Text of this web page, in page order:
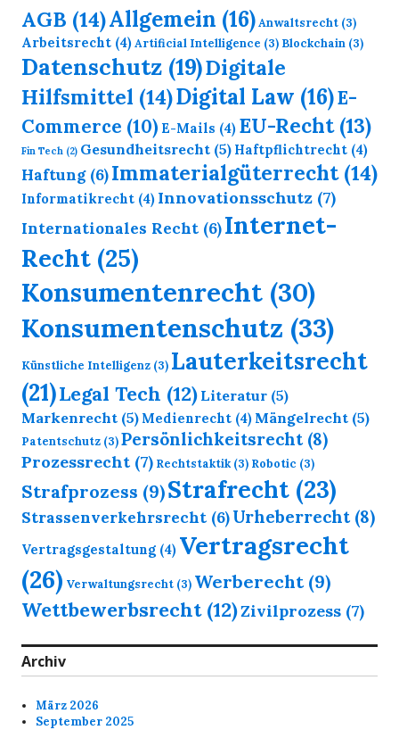
AGB (14)Allgemein (16)Anwaltsrecht (3)
Arbeitsrecht (4)Artificial Intelligence (3) Blockchain (3)
Datenschutz (19)Digitale
Hilfsmittel (14)Digital Law (16)E-
Commerce (10) E-Mails (4) EU-Recht(13)
Fin Tech (2) Gesundheitsrecht (5) Haftpflichtrecht (4)
Haftung(6)Immaterialgüterrecht(14)
Informatikrecht (4) Innovationsschutz (7)
Internationales Recht (6)Internet-
Recht (25)
Konsumentenrecht (30)
Konsumentenschutz (33)
Künstliche Intelligenz (3) Lauterkeitsrecht
(21)Legal Tech (12) Literatur (5)
Markenrecht (5) Medienrecht (4) Mängelrecht (5)
Patentschutz (3)Persönlichkeitsrecht(8)
Prozessrecht (7) Rechtstaktik(3) Robotic (3)
Strafprozess (9)Strafrecht (23)
Strassenverkehrsrecht (6)Urheberrecht(8)
Vertragsgestaltung (4) Vertragsrecht
(26) Verwaltungsrecht (3) Werberecht(9)
Wettbewerbsrecht(12)Zivilprozess (7)
Archiv
März 2026
September 2025